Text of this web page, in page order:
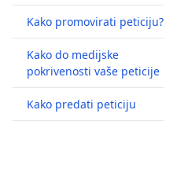
Kako promovirati peticiju?
Kako do medijske
pokrivenosti vaše peticije
Kako predati peticiju